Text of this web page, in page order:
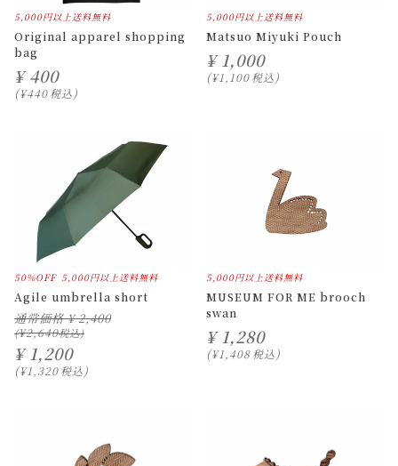
5,000円以上送料無料
Original apparel shopping
bag
¥ 400
¥440税込
5,000円以上送料無料
Matsuo Miyuki Pouch
¥ 1,000
¥1,100税込
50%OFF 5,000円以上送料無料
Agile umbrella short
通常価格 ¥ 2,400
¥2,640
¥ 1,200
¥1,320税込
5,000円以上送料無料
MUSEUM FOR ME brooch
swan
¥ 1,280
¥1,408税込